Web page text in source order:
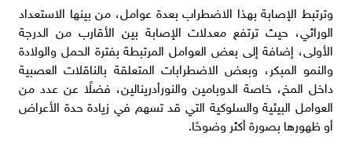
وترتبط الإصابة بهذا الاضطراب بعدة عوامل، من بينها الاستعداد
الوراثي، حيث ترتفع معدلات الإصابة بين الأقارب من الدرجة
الأولى، إضافة إلى بعض العوامل المرتبطة بفترة الحمل والولادة
والنمو المبكر، وبعض الاضطرابات المتعلقة بالناقلات العصبية
داخل المخ، خاصة الدوبامين والنورأدرينالين، فضلًا عن عدد من
العوامل البيئية والسلوكية التي قد تسهم في زيادة حدة الأعراض
أو ظهورها بصورة أكثر وضوحًا.